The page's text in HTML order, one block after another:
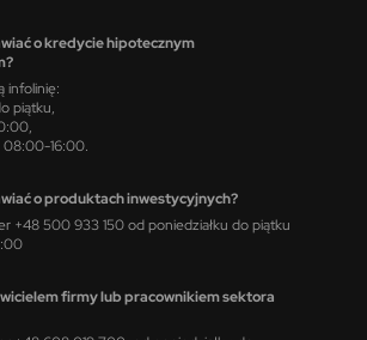
o kredycie hipotecznym
infolinię:
piątku,
08:00-16:00.
o produktach inwestycyjnych?
+48 500 933 150 od poniedziałku do piątku
firmy lub pracownikiem sektora